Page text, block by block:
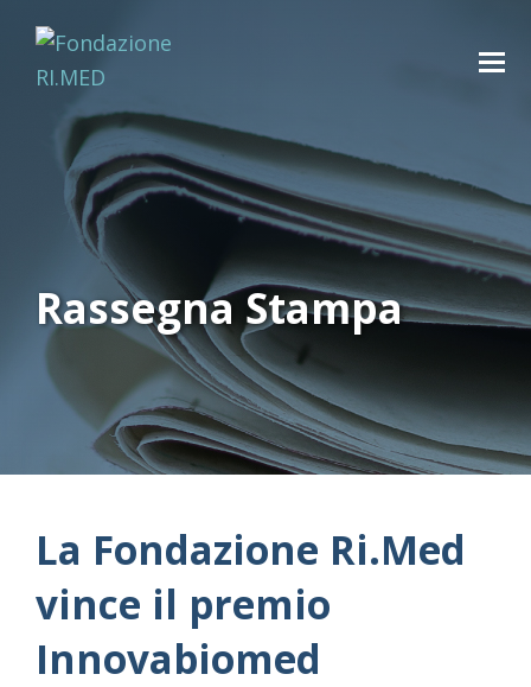
Rassegna Stampa
La Fondazione Ri.Med
vince il premio
Innovabiomed